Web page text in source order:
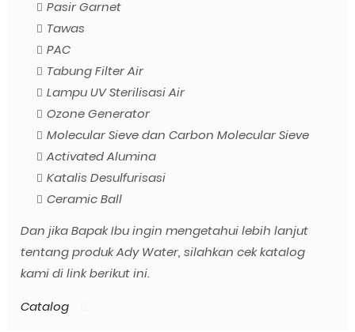
Pasir Garnet
Tawas
PAC
Tabung Filter Air
Lampu UV Sterilisasi Air
Ozone Generator
Molecular Sieve dan Carbon Molecular Sieve
Activated Alumina
Katalis Desulfurisasi
Ceramic Ball
Dan jika Bapak Ibu ingin mengetahui lebih lanjut
tentang produk Ady Water, silahkan cek katalog
kami di link berikut ini.
Catalog